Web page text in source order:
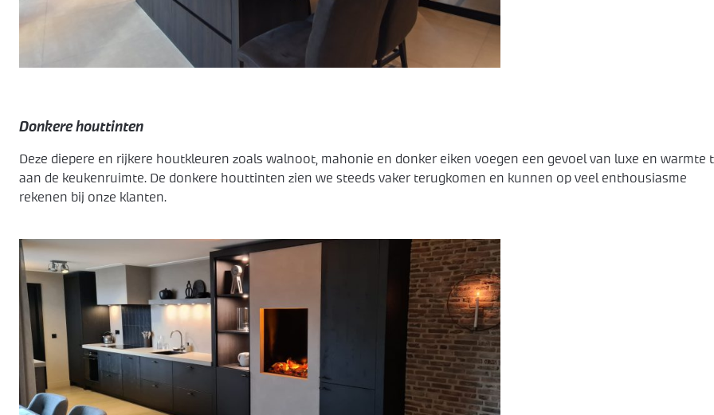
Donkere houttinten
Deze diepere en rijkere houtkleuren zoals walnoot, mahonie en donker eiken voegen een gevoel van luxe en warmte
aan de keukenruimte. De donkere houttinten zien we steeds vaker terugkomen en kunnen op veel enthousiasme
rekenen bij onze klanten.